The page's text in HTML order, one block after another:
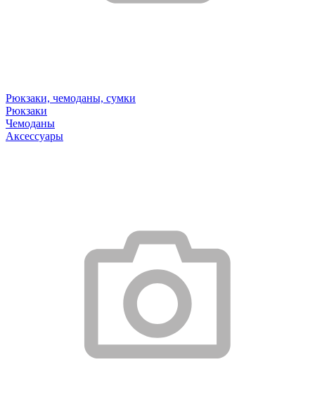
Рюкзаки, чемоданы, сумки
Рюкзаки
Чемоданы
Аксессуары